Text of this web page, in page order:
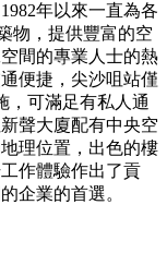
年以來一直為各
物，提供豐富的空
間的專業人士的熱
便捷，尖沙咀站僅
，可滿足有私人通
聲大廈配有中央空
理位置，出色的樓
作體驗作出了貢
企業的首選。